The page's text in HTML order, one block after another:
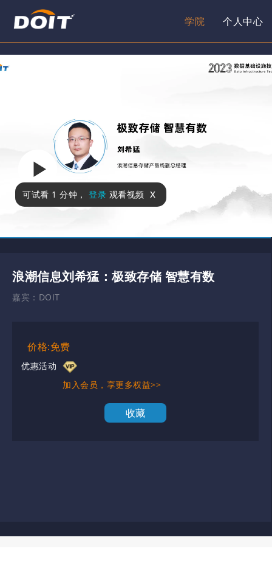
学院 个人中心
可试看 1 分钟 ， 登录 观看视频 x
浪潮信息刘希猛：极致存储 智慧有数
嘉宾： DOIT
价格:免费
优惠活动
加入会员，享更多权益>>
收藏